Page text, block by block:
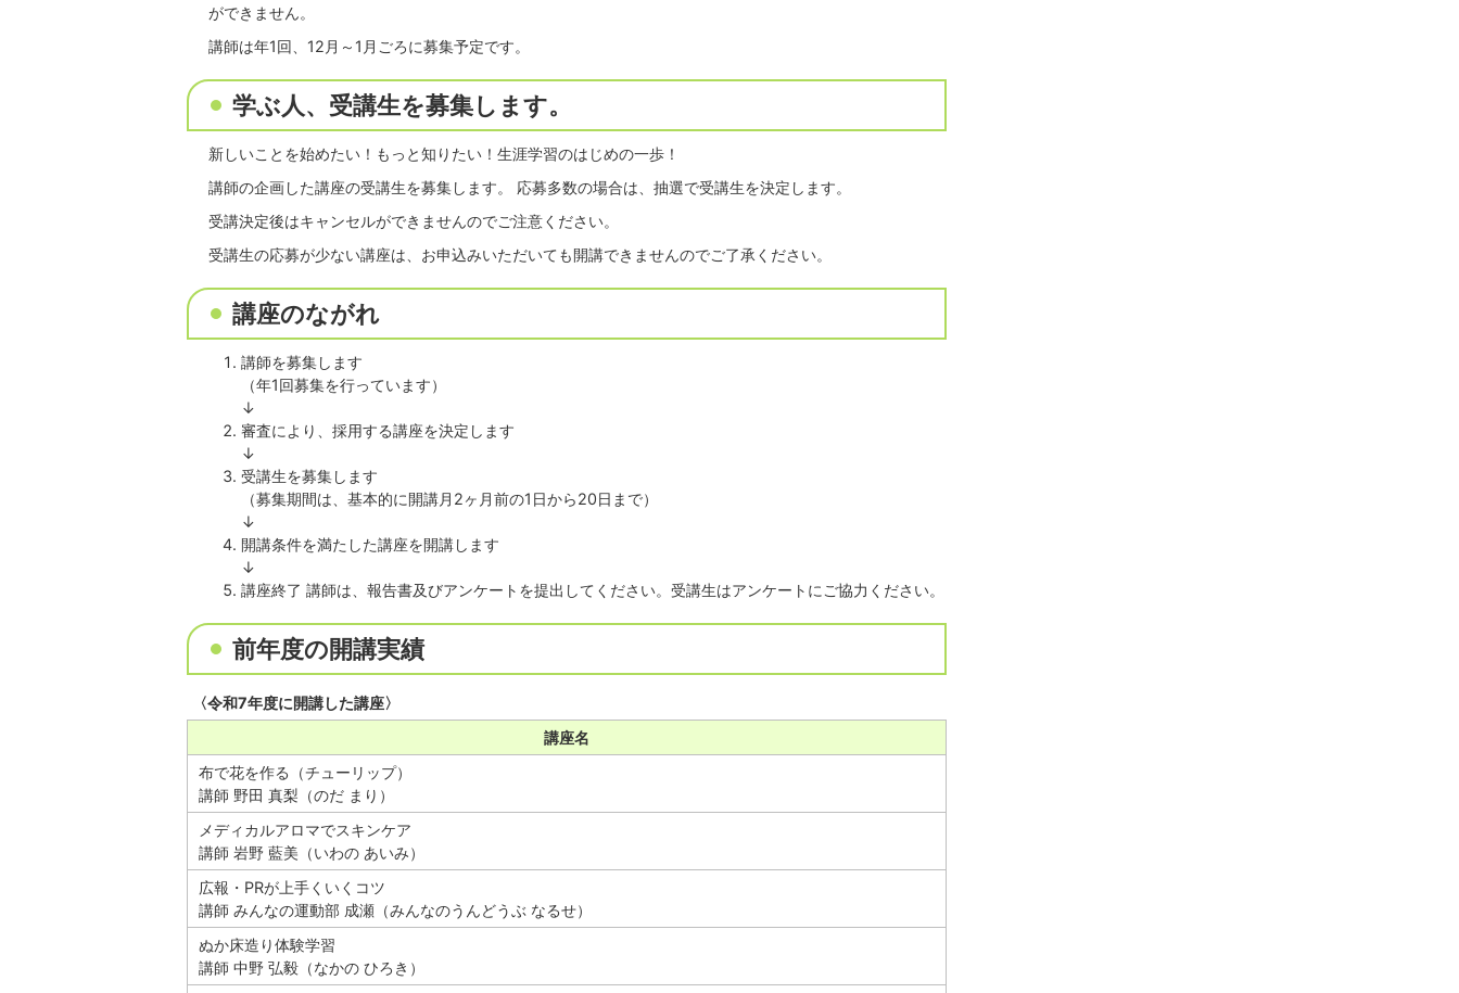
ができません。
講師は年1回、12月～1月ごろに募集予定です。
学ぶ人、受講生を募集します。
新しいことを始めたい！もっと知りたい！生涯学習のはじめの一歩！
講師の企画した講座の受講生を募集します。 応募多数の場合は、抽選で受講生を決定します。
受講決定後はキャンセルができませんのでご注意ください。
受講生の応募が少ない講座は、お申込みいただいても開講できませんのでご了承ください。
講座のながれ
講師を募集します
（年1回募集を行っています）
↓
審査により、採用する講座を決定します
↓
受講生を募集します
（募集期間は、基本的に開講月2ヶ月前の1日から20日まで）
↓
開講条件を満たした講座を開講します
↓
講座終了 講師は、報告書及びアンケートを提出してください。受講生はアンケートにご協力ください。
前年度の開講実績
〈令和7年度に開講した講座〉
講座名
布で花を作る（チューリップ）
講師 野田 真梨（のだ まり）
メディカルアロマでスキンケア
講師 岩野 藍美（いわの あいみ）
広報・PRが上手くいくコツ
講師 みんなの運動部 成瀬（みんなのうんどうぶ なるせ）
ぬか床造り体験学習
講師 中野 弘毅（なかの ひろき）